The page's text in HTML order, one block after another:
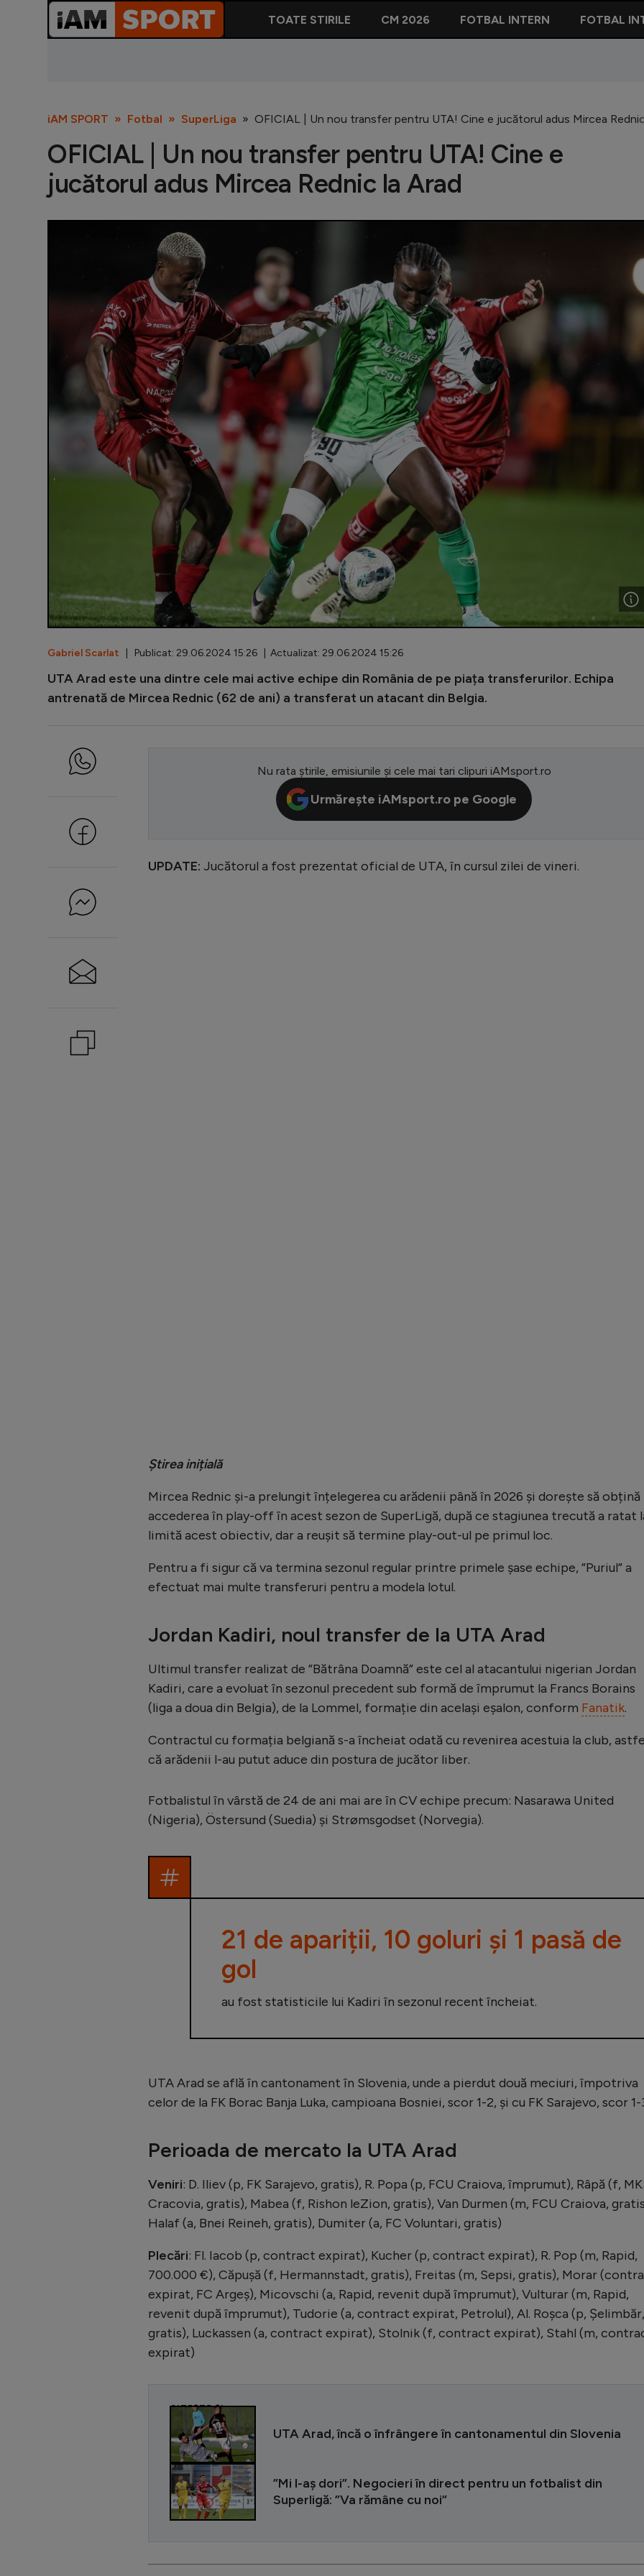
TOATE STIRILE CM 2026 FOTBAL INTERN FOTBAL
iAM SPORT Fotbal SuperLiga OFICIAL | Un nou transfer pentru UTA! Cine e jucătorul adus Mircea
OFICIAL | Un nou transfer pentru UTA! Cine e
jucătorul adus Mircea Rednic la Arad
Gabriel Scarlat | Publicat: 29.06.2024 15:26 | Actualizat: 29.06.2024 15:26
UTA Arad este una dintre cele mai active echipe din România de pe piața transferurilor. Echipa
antrenată de Mircea Rednic (62 de ani) a transferat un atacant din Belgia.
Nu rata știrile, emisiunile și cele mai tari clipuri iAMsport.ro
Urmărește iAMsport.ro pe Google
UPDATE: Jucătorul a fost prezentat oficial de UTA, în cursul zilei de vineri.
Știrea inițială
Mircea Rednic și-a prelungit înțelegerea cu arădenii până în 2026 și dorește să obțină
accederea în play-off în acest sezon de SuperLigă, după ce stagiunea trecută a ratat
limită acest obiectiv, dar a reușit să termine play-out-ul pe primul loc.
Pentru a fi sigur că va termina sezonul regular printre primele șase echipe, ”Puriul” a
efectuat mai multe transferuri pentru a modela lotul.
Jordan Kadiri, noul transfer de la UTA Arad
Ultimul transfer realizat de ”Bătrâna Doamnă” este cel al atacantului nigerian Jordan
Kadiri, care a evoluat în sezonul precedent sub formă de împrumut la Francs Borains
(liga a doua din Belgia), de la Lommel, formație din același eșalon, conform Fanatik.
Contractul cu formația belgiană s-a încheiat odată cu revenirea acestuia la club,
că arădenii l-au putut aduce din postura de jucător liber.
Fotbalistul în vârstă de 24 de ani mai are în CV echipe precum: Nasarawa United
(Nigeria), Östersund (Suedia) și Strømsgodset (Norvegia).
21 de apariții, 10 goluri și 1 pasă de
gol
au fost statisticile lui Kadiri în sezonul recent încheiat.
UTA Arad se află în cantonament în Slovenia, unde a pierdut două meciuri, împotriva
celor de la FK Borac Banja Luka, campioana Bosniei, scor 1-2, și cu FK Sarajevo, scor 1-
Perioada de mercato la UTA Arad
Veniri: D. Iliev (p, FK Sarajevo, gratis), R. Popa (p, FCU Craiova, împrumut), Râpă (f,
Cracovia, gratis), Mabea (f, Rishon leZion, gratis), Van Durmen (m, FCU Craiova,
Halaf (a, Bnei Reineh, gratis), Dumiter (a, FC Voluntari, gratis)
Plecări: Fl. Iacob (p, contract expirat), Kucher (p, contract expirat), R. Pop (m, Rapid,
700.000 €), Căpușă (f, Hermannstadt, gratis), Freitas (m, Sepsi, gratis), Morar
expirat, FC Argeș), Micovschi (a, Rapid, revenit după împrumut), Vulturar (m, Rapid,
revenit după împrumut), Tudorie (a, contract expirat, Petrolul), Al. Roșca (p, Șelimbăr,
gratis), Luckassen (a, contract expirat), Stolnik (f, contract expirat), Stahl (m,
expirat)
CITEȘTE ȘI
UTA Arad, încă o înfrângere în cantonamentul din Slovenia
”Mi l-aş dori”. Negocieri în direct pentru un fotbalist din
Superligă: ”Va rămâne cu noi”